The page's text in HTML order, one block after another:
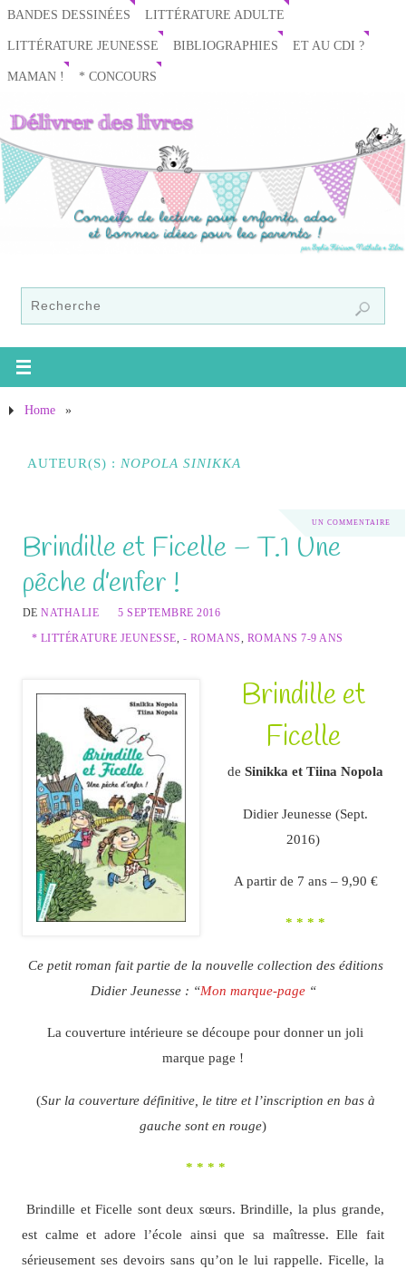
BANDES DESSINÉES LITTÉRATURE ADULTE
LITTÉRATURE JEUNESSE BIBLIOGRAPHIES ET AU CDI ?
MAMAN ! * CONCOURS
Home »
AUTEUR(S) : NOPOLA SINIKKA
UN COMMENTAIRE
Brindille et Ficelle – T.1 Une
pêche d’enfer !
DENATHALIE
5 SEPTEMBRE 2016
* LITTÉRATURE JEUNESSE, - ROMANS, ROMANS 7-9 ANS
Brindille et
Ficelle
de Sinikka et Tiina Nopola
Didier Jeunesse (Sept.
2016)
A partir de 7 ans – 9,90 €
* * * *
Ce petit roman fait partie de la nouvelle collection des éditions
Didier Jeunesse : “Mon marque-page “
La couverture intérieure se découpe pour donner un joli
marque page !
(Sur la couverture définitive, le titre et l’inscription en bas à
gauche sont en rouge)
* * * *
Brindille et Ficelle sont deux sœurs. Brindille, la plus grande,
est calme et adore l’école ainsi que sa maîtresse. Elle fait
sérieusement ses devoirs sans qu’on le lui rappelle. Ficelle, la